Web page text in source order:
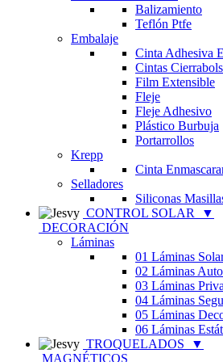
Balizamiento
Teflón Ptfe
Embalaje
Cinta Adhesiva
Cintas
Film Extensible
Fleje
Fleje Adhesivo
Plástico Burbuja
Portarrollos
Krepp
Cinta
Selladores
Siliconas
CONTROL SOLAR
▼
DECORACIÓN
Láminas
01 Láminas
02 Láminas
03 Láminas
04 Láminas
05 Láminas
06 Láminas
TROQUELADOS
▼
MAGNÉTICOS